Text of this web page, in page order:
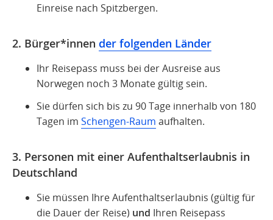
Einreise nach Spitzbergen.
2. Bürger*innen der folgenden Länder
Ihr Reisepass muss bei der Ausreise aus
Norwegen noch 3 Monate gültig sein.
Sie dürfen sich bis zu 90 Tage innerhalb von 180
Tagen im Schengen-Raum aufhalten.
3. Personen mit einer Aufenthaltserlaubnis in
Deutschland
Sie müssen Ihre Aufenthaltserlaubnis (gültig für
die Dauer der Reise) und Ihren Reisepass